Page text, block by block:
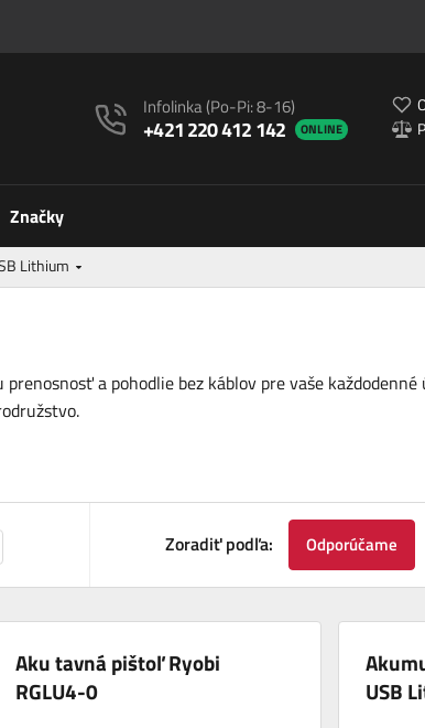
Infolinka(Po-Pi: 8-16)
+421 220 412 142 ONLINE
Značky
Lithium
a pohodlie bez káblov pre vaše
Zoradiť podľa: Odporúčame
Aku tavná pištoľ Ryobi
RGLU4-0
USB